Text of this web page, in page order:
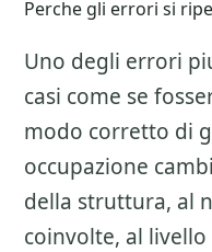
Perche gli errori si
Uno degli errori
casi come se
modo corretto di
occupazione
della struttura, al
coinvolte, al